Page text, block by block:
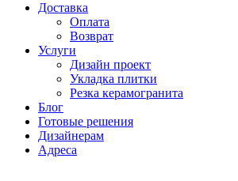
Доставка
Оплата
Возврат
Услуги
Дизайн проект
Укладка плитки
Резка керамогранита
Блог
Готовые решения
Дизайнерам
Адреса